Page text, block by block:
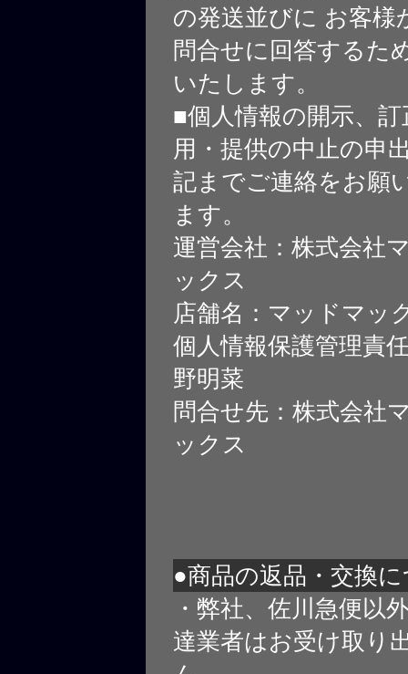
の発送並びに お客様
問合せに回答するた
いたします。
■個人情報の開示、
用・提供の中止の申
記までご連絡をお願
ます。
運営会社：株式会社
ックス
店舗名：マッドマッ
個人情報保護管理責
野明菜
問合せ先：株式会社
ックス
●商品の返品・交換
・弊社、佐川急便以
達業者はお受け取り